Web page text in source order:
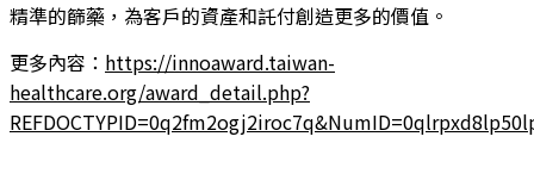
精準的篩藥，為客戶的資產和託付創造更多的價值。
更多內容： https://innoaward.taiwan-
healthcare.org/award_detail.php?